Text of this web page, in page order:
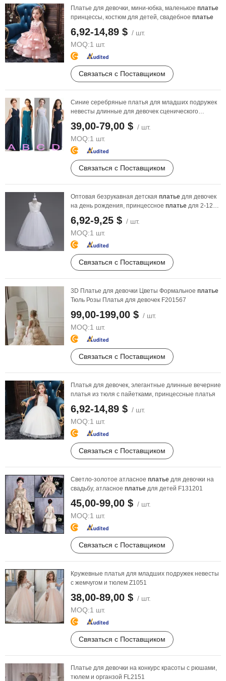
Платье для девочки, мини-юбка, маленькое платье
принцессы, костюм для детей, свадебное платье
6,92-14,89 $ / шт.
MOQ:1 шт.
Связаться с Поставщиком
Синие серебряные платья для младших подружек
невесты длинные для девочек сценического
39,00-79,00 $ / шт.
MOQ:1 шт.
Связаться с Поставщиком
Оптовая безрукавная детская платье для девочек
на день рождения, принцессное платье для 2-12
6,92-9,25 $ / шт.
MOQ:1 шт.
Связаться с Поставщиком
3D Платье для девочки Цветы Формальное платье
Тюль Розы Платья для девочек F201567
99,00-199,00 $ / шт.
MOQ:1 шт.
Связаться с Поставщиком
Платья для девочек, элегантные длинные вечерние
платья из тюля с пайетками, принцессные платья
6,92-14,89 $ / шт.
MOQ:1 шт.
Связаться с Поставщиком
Светло-золотое атласное платье для девочки на
свадьбу, атласное платье для детей F131201
45,00-99,00 $ / шт.
MOQ:1 шт.
Связаться с Поставщиком
Кружевные платья для младших подружек невесты
с жемчугом и тюлем Z1051
38,00-89,00 $ / шт.
MOQ:1 шт.
Связаться с Поставщиком
Платье для девочки на конкурс красоты с рюшами,
тюлем и органзой FL2151